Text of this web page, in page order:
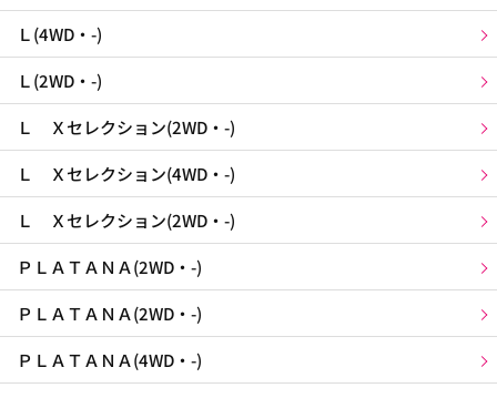
Ｌ(4WD・-)
Ｌ(2WD・-)
Ｌ Ｘセレクション(2WD・-)
Ｌ Ｘセレクション(4WD・-)
Ｌ Ｘセレクション(2WD・-)
ＰＬＡＴＡＮＡ(2WD・-)
ＰＬＡＴＡＮＡ(2WD・-)
ＰＬＡＴＡＮＡ(4WD・-)